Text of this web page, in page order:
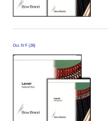
Oct. IV F (28)